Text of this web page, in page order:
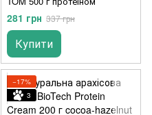
281 грн 337 грн
Купити
−17%
3